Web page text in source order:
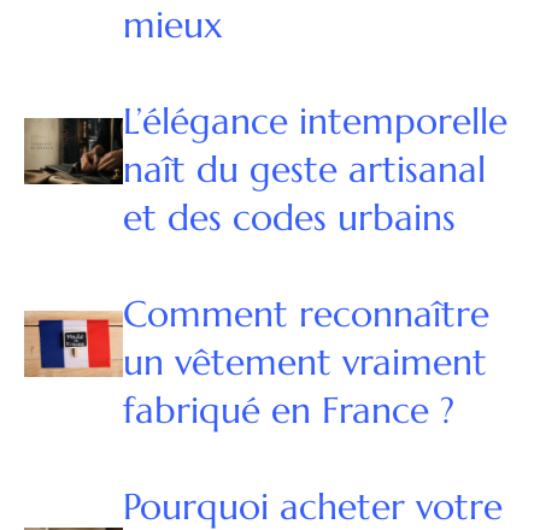
mieux
L’élégance intemporelle
naît du geste artisanal
et des codes urbains
Comment reconnaître
un vêtement vraiment
fabriqué en France ?
Pourquoi acheter votre